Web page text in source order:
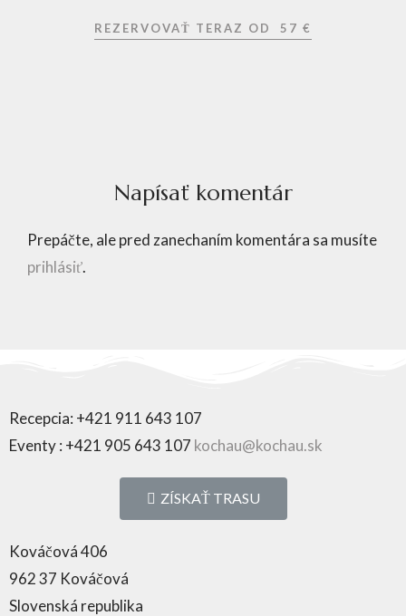
REZERVOVAŤ TERAZ OD 57 €
Napísať komentár
Prepáčte, ale pred zanechaním komentára sa musíte
prihlásiť.
Recepcia: +421 911 643 107
Eventy : +421 905 643 107 kochau@kochau.sk
ZÍSKAŤ TRASU
Kováčová 406
962 37 Kováčová
Slovenská republika